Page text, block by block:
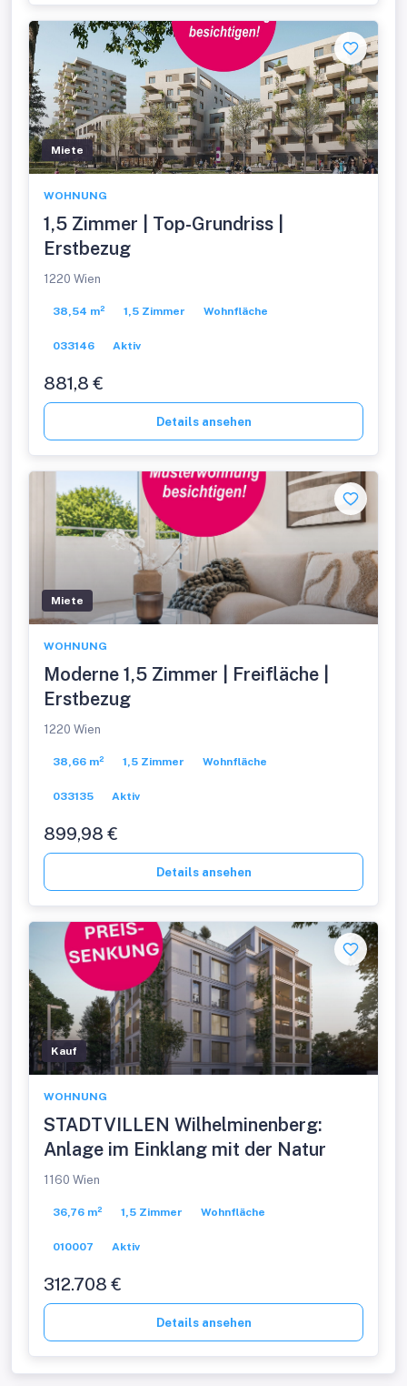
Miete
WOHNUNG
1,5 Zimmer | Top-Grundriss |
Erstbezug
1220 Wien
38,54 m² 1,5 Zimmer Wohnfläche
033146 Aktiv
881,8 €
Details ansehen
Miete
WOHNUNG
Moderne 1,5 Zimmer | Freifläche |
Erstbezug
1220 Wien
38,66 m² 1,5 Zimmer Wohnfläche
033135 Aktiv
899,98 €
Details ansehen
Kauf
WOHNUNG
STADTVILLEN Wilhelminenberg:
Anlage im Einklang mit der Natur
1160 Wien
36,76 m² 1,5 Zimmer Wohnfläche
010007 Aktiv
312.708 €
Details ansehen